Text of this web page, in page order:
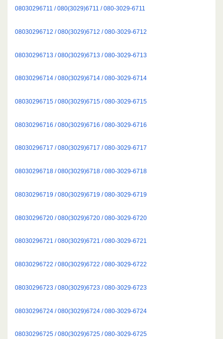
08030296711 / 080(3029)6711 / 080-3029-6711
08030296712 / 080(3029)6712 / 080-3029-6712
08030296713 / 080(3029)6713 / 080-3029-6713
08030296714 / 080(3029)6714 / 080-3029-6714
08030296715 / 080(3029)6715 / 080-3029-6715
08030296716 / 080(3029)6716 / 080-3029-6716
08030296717 / 080(3029)6717 / 080-3029-6717
08030296718 / 080(3029)6718 / 080-3029-6718
08030296719 / 080(3029)6719 / 080-3029-6719
08030296720 / 080(3029)6720 / 080-3029-6720
08030296721 / 080(3029)6721 / 080-3029-6721
08030296722 / 080(3029)6722 / 080-3029-6722
08030296723 / 080(3029)6723 / 080-3029-6723
08030296724 / 080(3029)6724 / 080-3029-6724
08030296725 / 080(3029)6725 / 080-3029-6725